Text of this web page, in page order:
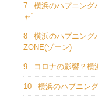
7
横浜のハプニング
ャ”
8
横浜のハプニン
ZONE(ゾーン)
9 コロナの影響？横
10 横浜のハプニン